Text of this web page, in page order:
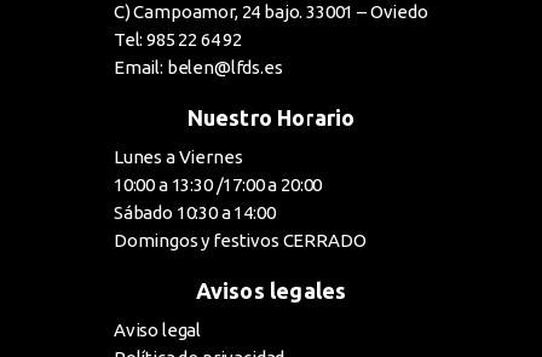
C) Campoamor, 24 bajo. 33001 – Oviedo
Tel: 985 22 64 92
Email: belen@lfds.es
Nuestro Horario
Lunes a Viernes
10:00 a 13:30 /17:00 a 20:00
Sábado 10:30 a 14:00
Domingos y festivos CERRADO
Avisos legales
Aviso legal